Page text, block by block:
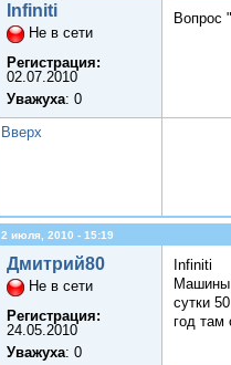
Infiniti
Не в сети
Регистрация:
02.07.2010
Уважуха: 0
Вопрос
Вверх
2 июля, 2010 - 15:19
Дмитрий80
Не в сети
Регистрация:
24.05.2010
Уважуха: 0
Infiniti
Машины
сутки
год там